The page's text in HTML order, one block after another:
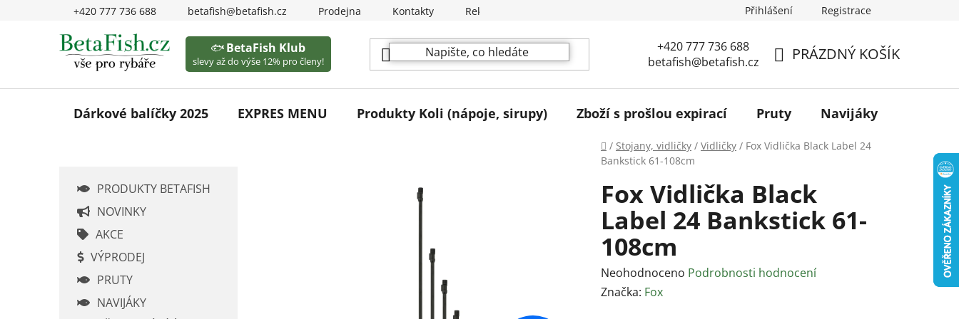
+420 777 736 688 betafish@betafish.cz Prodejna Kontakty Reklamační podmínky Přihlášení Registrace
KOŠÍK
PRÁZDNÝ KOŠÍK
+420 777 736 688
betafish@betafish.cz
🐟BetaFish Klub
slevy až do výše 12% pro členy!
Dárkové balíčky 2025 EXPRES MENU Produkty Koli (nápoje, sirupy) Zboží s prošlou expirací Pruty Navijáky
Domů
/ Stojany, vidličky / Vidličky / Fox Vidlička Black Label 24
Bankstick 61-108cm
PRODUKTY BETAFISH
NOVINKY
AKCE
VÝPRODEJ
PRUTY
NAVIJÁKY
Fox Vidlička Black
Label 24 Bankstick 61-
108cm
Průměrné
hodnocení
Neohodnoceno Podrobnosti hodnocení
Značka: Fox